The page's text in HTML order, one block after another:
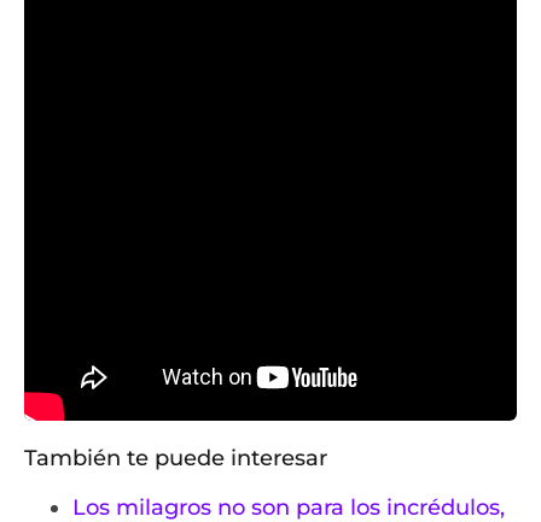
También te puede interesar
Los milagros no son para los incrédulos,